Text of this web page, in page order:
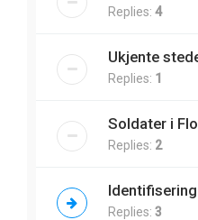
Replies: 4
Ukjente
Replies: 1
Soldater i
Replies: 2
Replies: 3